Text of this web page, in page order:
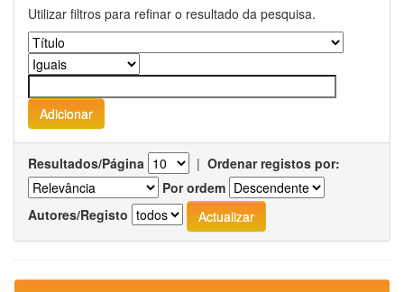
Utilizar filtros para refinar o resultado da pesquisa.
Resultados/Página | Ordenar registos por:
Por ordem
Autores/Registo